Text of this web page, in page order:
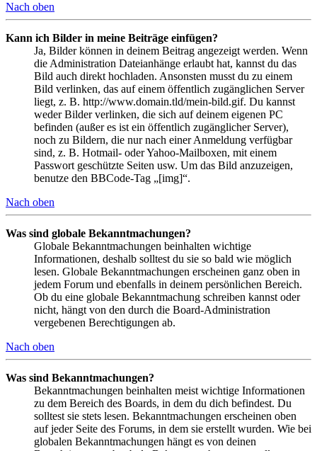
Nach oben
Kann ich Bilder in meine Beiträge einfügen?
Ja, Bilder können in deinem Beitrag angezeigt werden. Wenn
die Administration Dateianhänge erlaubt hat, kannst du das
Bild auch direkt hochladen. Ansonsten musst du zu einem
Bild verlinken, das auf einem öffentlich zugänglichen Server
liegt, z. B. http://www.domain.tld/mein-bild.gif. Du kannst
weder Bilder verlinken, die sich auf deinem eigenen PC
befinden (außer es ist ein öffentlich zugänglicher Server),
noch zu Bildern, die nur nach einer Anmeldung verfügbar
sind, z. B. Hotmail- oder Yahoo-Mailboxen, mit einem
Passwort geschützte Seiten usw. Um das Bild anzuzeigen,
benutze den BBCode-Tag „[img]“.
Nach oben
Was sind globale Bekanntmachungen?
Globale Bekanntmachungen beinhalten wichtige
Informationen, deshalb solltest du sie so bald wie möglich
lesen. Globale Bekanntmachungen erscheinen ganz oben in
jedem Forum und ebenfalls in deinem persönlichen Bereich.
Ob du eine globale Bekanntmachung schreiben kannst oder
nicht, hängt von den durch die Board-Administration
vergebenen Berechtigungen ab.
Nach oben
Was sind Bekanntmachungen?
Bekanntmachungen beinhalten meist wichtige Informationen
zu dem Bereich des Boards, in dem du dich befindest. Du
solltest sie stets lesen. Bekanntmachungen erscheinen oben
auf jeder Seite des Forums, in dem sie erstellt wurden. Wie bei
globalen Bekanntmachungen hängt es von deinen